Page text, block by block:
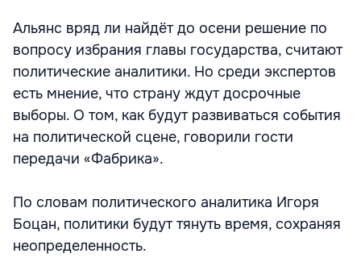
Альянс вряд ли найдёт до осени решение по
вопросу избрания главы государства, считают
политические аналитики. Но среди экспертов
есть мнение, что страну ждут досрочные
выборы. О том, как будут развиваться события
на политической сцене, говорили гости
передачи «Фабрика».
По словам политического аналитика Игоря
Боцан, политики будут тянуть время, сохраняя
неопределенность.